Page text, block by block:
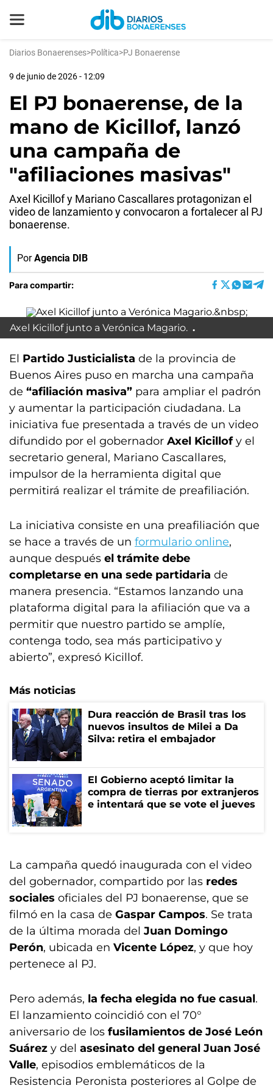
Diarios Bonaerenses>Política>PJ Bonaerense
9 de junio de 2026 - 12:09
El PJ bonaerense, de la
mano de Kicillof, lanzó
una campaña de
"afiliaciones masivas"
Axel Kicillof y Mariano Cascallares protagonizan el
video de lanzamiento y convocaron a fortalecer al PJ
bonaerense.
Por Agencia DIB
Para compartir:
Axel Kicillof junto a Verónica Magario.
El Partido Justicialista de la provincia de
Buenos Aires puso en marcha una campaña
de “afiliación masiva” para ampliar el padrón
y aumentar la participación ciudadana. La
iniciativa fue presentada a través de un video
difundido por el gobernador Axel Kicillofy el
secretario general, Mariano Cascallares,
impulsor de la herramienta digital que
permitirá realizar el trámite de preafiliación.
La iniciativa consiste en una preafiliación que
se hace a través de un formulario online,
aunque después el trámite debe
completarse en una sede partidaria de
manera presencia. “Estamos lanzando una
plataforma digital para la afiliación que va a
permitir que nuestro partido se amplíe,
contenga todo, sea más participativo y
abierto”, expresó Kicillof.
Más noticias
Dura reacción de Brasil tras los
nuevos insultos de Milei a Da
Silva: retira el embajador
El Gobierno aceptó limitar la
compra de tierras por extranjeros
e intentará que se vote el jueves
La campaña quedó inaugurada con el video
del gobernador, compartido por las redes
sociales oficiales del PJ bonaerense, que se
filmó en la casa de Gaspar Campos. Se trata
de la última morada del Juan Domingo
Perón, ubicada en Vicente López, y que hoy
pertenece al PJ.
Pero además, la fecha elegida no fue casual.
El lanzamiento coincidió con el 70°
aniversario de los fusilamientos de José León
Suárez y del asesinato del general Juan José
Valle, episodios emblemáticos de la
Resistencia Peronista posteriores al Golpe de